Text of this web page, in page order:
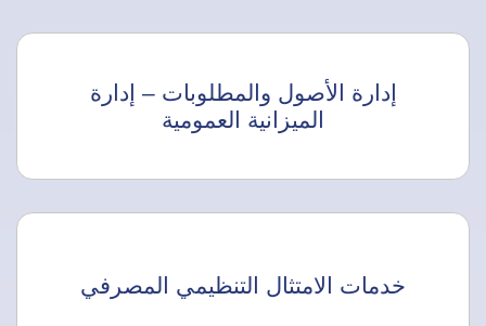
إدارة الأصول والمطلوبات – إدارة
الميزانية العمومية
خدمات الامتثال التنظيمي المصرفي